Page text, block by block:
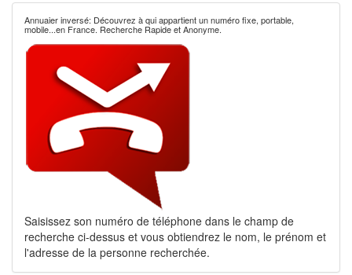
Annuaier inversé: Découvrez à qui appartient un numéro fixe, portable,
mobile...en France. Recherche Rapide et Anonyme.
Saisissez son numéro de téléphone dans le champ de
recherche ci-dessus et vous obtiendrez le nom, le prénom et
l'adresse de la personne recherchée.